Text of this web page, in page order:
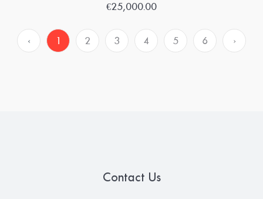
€25,000.00
‹ 1 2 3 4 5 6 ›
Contact Us